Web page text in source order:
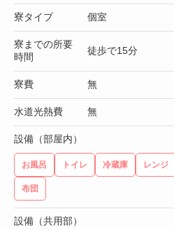
寮タイプ 個室
寮までの所要
時間
徒歩で15分
寮費 無
水道光熱費 無
設備（部屋内）
お風呂 トイレ 冷蔵庫 レンジ
布団
設備（共用部）